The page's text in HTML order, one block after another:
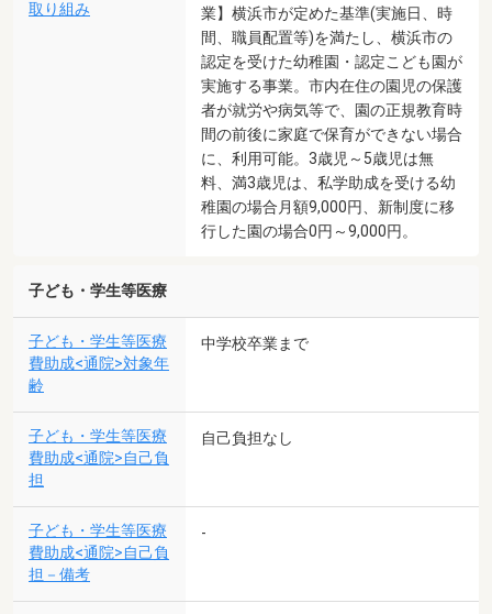
取り組み
業】横浜市が定めた基準(実施日、時
間、職員配置等)を満たし、横浜市の
認定を受けた幼稚園・認定こども園が
実施する事業。市内在住の園児の保護
者が就労や病気等で、園の正規教育時
間の前後に家庭で保育ができない場合
に、利用可能。3歳児～5歳児は無
料、満3歳児は、私学助成を受ける幼
稚園の場合月額9,000円、新制度に移
行した園の場合0円～9,000円。
子ども・学生等医療
子ども・学生等医療
費助成<通院>対象年
齢
中学校卒業まで
子ども・学生等医療
費助成<通院>自己負
担
自己負担なし
子ども・学生等医療
費助成<通院>自己負
担－備考
-